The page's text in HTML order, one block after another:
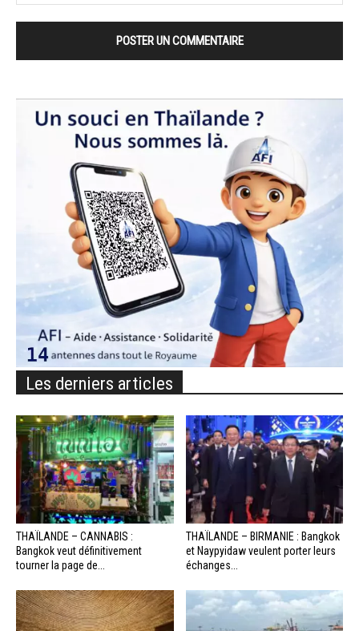
Les derniers articles
THAÏLANDE – CANNABIS :
Bangkok veut définitivement
tourner la page de...
THAÏLANDE – BIRMANIE : Bangkok
et Naypyidaw veulent porter leurs
échanges...